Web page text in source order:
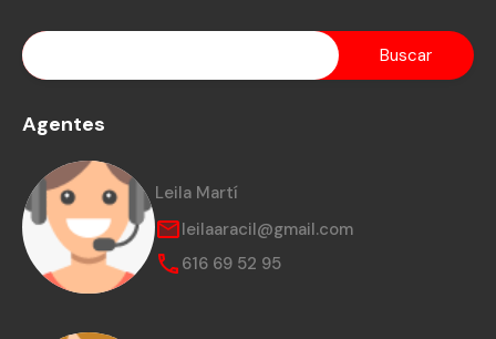
Agentes
Leila Martí
leilaaracil@gmail.com
616 69 52 95